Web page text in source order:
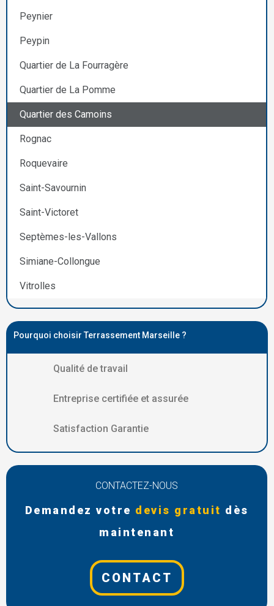
Peynier
Peypin
Quartier de La Fourragère
Quartier de La Pomme
Quartier des Camoins
Rognac
Roquevaire
Saint-Savournin
Saint-Victoret
Septèmes-les-Vallons
Simiane-Collongue
Vitrolles
Pourquoi choisir Terrassement Marseille ?
Qualité de travail
Entreprise certifiée et assurée
Satisfaction Garantie
CONTACTEZ-NOUS
Demandez votre devis gratuit dès
maintenant
CONTACT